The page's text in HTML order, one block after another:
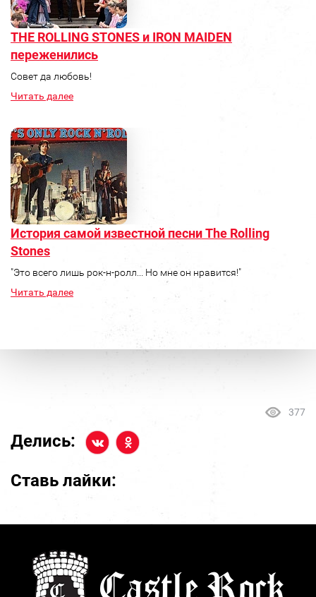
THE ROLLING STONES и IRON MAIDEN
переженились
Совет да любовь!
Читать далее
История самой известной песни The Rolling
Stones
"Это всего лишь рок-н-ролл... Но мне он нравится!"
Читать далее
377
Делись:
Ставь лайки: